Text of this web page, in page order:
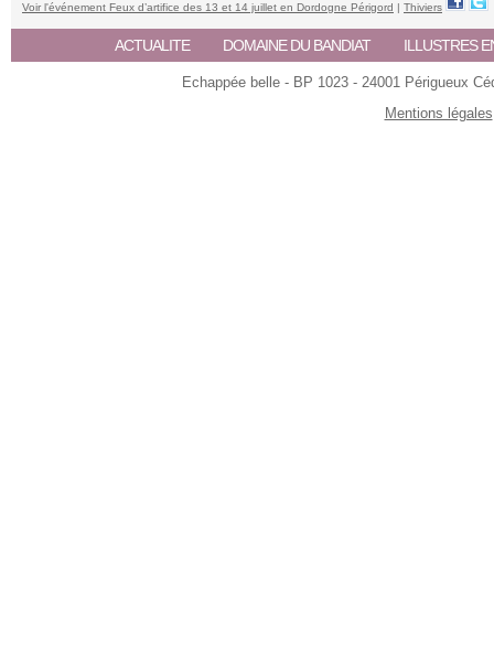
Voir l'événement Feux d’artifice des 13 et 14 juillet en Dordogne Périgord | Thiviers
ACTUALITE DOMAINE DU BANDIAT ILLUSTRES
Echappée belle - BP 1023 - 24001 Périgueux
Mentions légales